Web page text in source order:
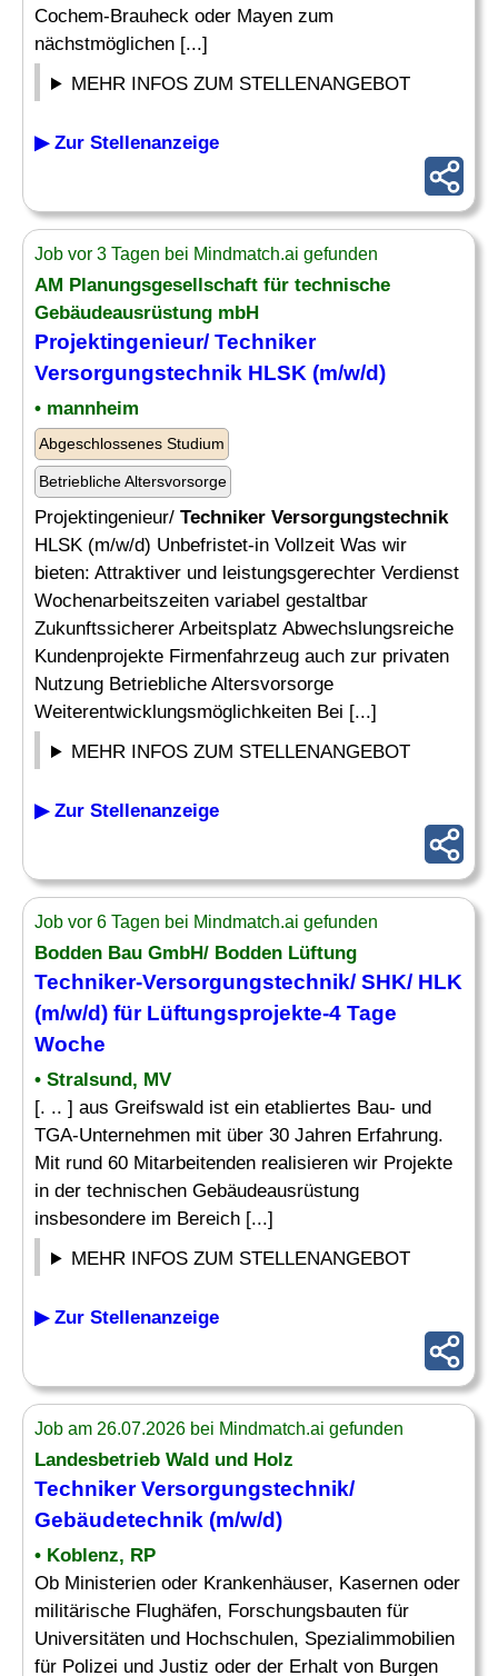
Cochem-Brauheck oder Mayen zum
nächstmöglichen [...]
MEHR INFOS ZUM STELLENANGEBOT
▶ Zur Stellenanzeige
Job vor 3 Tagen bei Mindmatch.ai gefunden
AM Planungsgesellschaft für technische
Gebäudeausrüstung mbH
Projektingenieur/ Techniker
Versorgungstechnik HLSK (m/w/d)
• mannheim
Abgeschlossenes Studium
Betriebliche Altersvorsorge
Projektingenieur/ Techniker Versorgungstechnik
HLSK (m/w/d) Unbefristet-in Vollzeit Was wir
bieten: Attraktiver und leistungsgerechter Verdienst
Wochenarbeitszeiten variabel gestaltbar
Zukunftssicherer Arbeitsplatz Abwechslungsreiche
Kundenprojekte Firmenfahrzeug auch zur privaten
Nutzung Betriebliche Altersvorsorge
Weiterentwicklungsmöglichkeiten Bei [...]
MEHR INFOS ZUM STELLENANGEBOT
▶ Zur Stellenanzeige
Job vor 6 Tagen bei Mindmatch.ai gefunden
Bodden Bau GmbH/ Bodden Lüftung
Techniker-Versorgungstechnik/ SHK/ HLK
(m/w/d) für Lüftungsprojekte-4 Tage
Woche
• Stralsund, MV
[. .. ] aus Greifswald ist ein etabliertes Bau- und
TGA-Unternehmen mit über 30 Jahren Erfahrung.
Mit rund 60 Mitarbeitenden realisieren wir Projekte
in der technischen Gebäudeausrüstung
insbesondere im Bereich [...]
MEHR INFOS ZUM STELLENANGEBOT
▶ Zur Stellenanzeige
Job am 26.07.2026 bei Mindmatch.ai gefunden
Landesbetrieb Wald und Holz
Techniker Versorgungstechnik/
Gebäudetechnik (m/w/d)
• Koblenz, RP
Ob Ministerien oder Krankenhäuser, Kasernen oder
militärische Flughäfen, Forschungsbauten für
Universitäten und Hochschulen, Spezialimmobilien
für Polizei und Justiz oder der Erhalt von Burgen